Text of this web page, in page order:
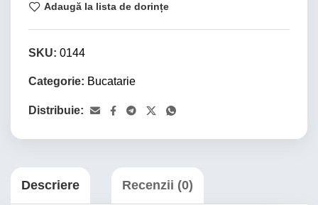
Adaugă la lista de dorințe
SKU: 0144
Categorie: Bucatarie
Distribuie:
Descriere Recenzii (0)